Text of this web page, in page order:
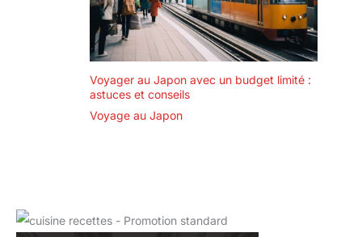
Voyager au Japon avec un budget limité :
astuces et conseils
Voyage au Japon